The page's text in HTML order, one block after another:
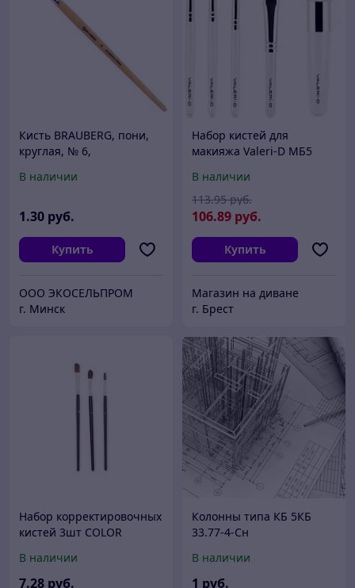
Кисть BRAUBERG, пони,
круглая, № 6,
В наличии
1.30 руб.
Купить
ООО ЭКОСЕЛЬПРОМ
г. Минск
Набор кистей для
макияжа Valeri-D МБ5
В наличии
106.89 руб.
113.95 руб.
Купить
Магазин на диване
г. Брест
Набор корректировочных
кистей 3шт COLOR
корректирующая)
В наличии
7.28 руб.
Колонны типа КБ 5КБ
33.77-4-Сн
В наличии
1 руб.